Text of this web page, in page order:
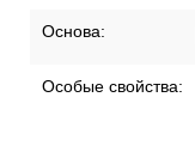
Основа:
Особые свойства: